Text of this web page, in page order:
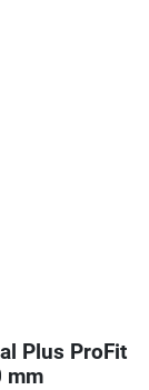
Plus ProFit
mm